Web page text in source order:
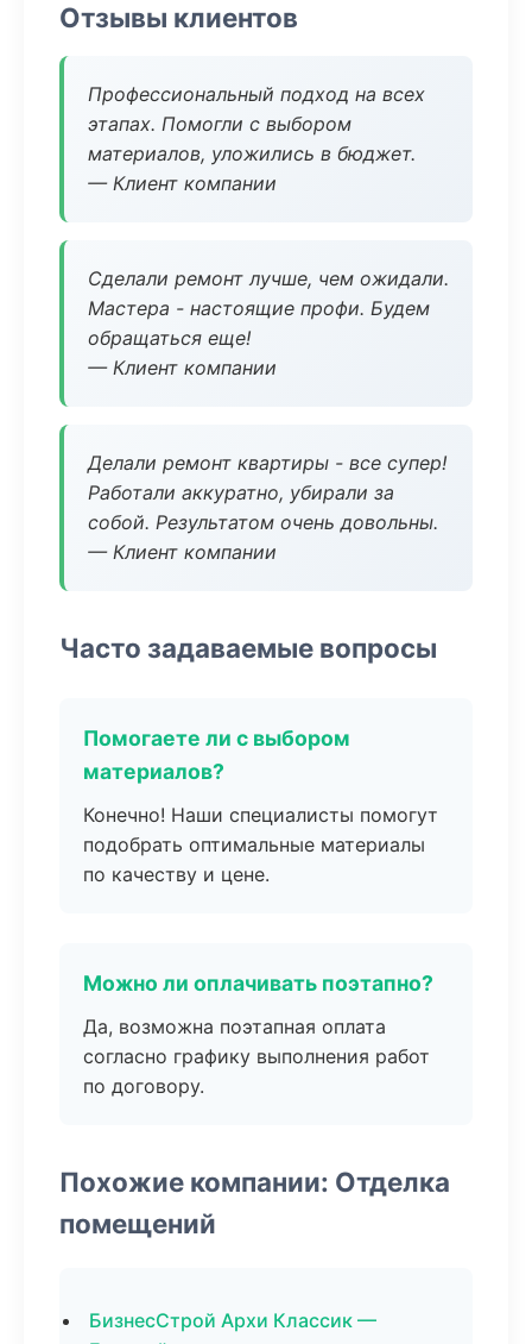
Отзывы клиентов
Профессиональный подход на всех
этапах. Помогли с выбором
материалов, уложились в бюджет.
— Клиент компании
Сделали ремонт лучше, чем ожидали.
Мастера - настоящие профи. Будем
обращаться еще!
— Клиент компании
Делали ремонт квартиры - все супер!
Работали аккуратно, убирали за
собой. Результатом очень довольны.
— Клиент компании
Часто задаваемые вопросы
Помогаете ли с выбором
материалов?
Конечно! Наши специалисты помогут
подобрать оптимальные материалы
по качеству и цене.
Можно ли оплачивать поэтапно?
Да, возможна поэтапная оплата
согласно графику выполнения работ
по договору.
Похожие компании: Отделка
помещений
БизнесСтрой Архи Классик —